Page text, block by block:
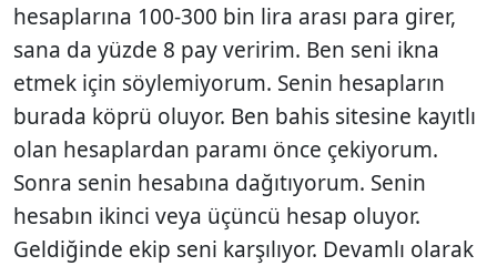
hesaplarına 100-300 bin lira arası para girer,
sana da yüzde 8 pay veririm. Ben seni ikna
etmek için söylemiyorum. Senin hesapların
burada köprü oluyor. Ben bahis sitesine kayıtlı
olan hesaplardan paramı önce çekiyorum.
Sonra senin hesabına dağıtıyorum. Senin
hesabın ikinci veya üçüncü hesap oluyor.
Geldiğinde ekip seni karşılıyor. Devamlı olarak